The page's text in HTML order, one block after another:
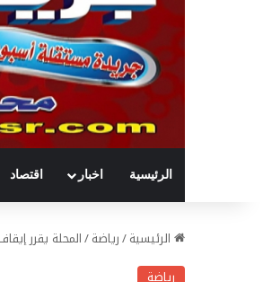
الرئيسية اخبار اقتصاد
الرئيسية/رياضة/المحلة يقرر
رياضة